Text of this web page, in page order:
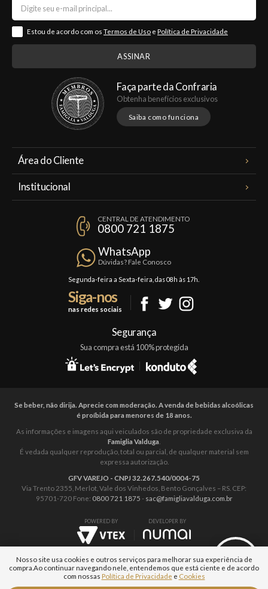
Estou de acordo com os Termos de Uso e Política de Privacidade
Faça parte da Confraria
Obtenha benefícios exclusivos
Saiba como funciona
Área do Cliente
Institucional
Política de Privacidade
Trocas e Devoluções
Formas de Pagamento
CENTRAL DE ATENDIMENTO
0800 721 1875
WhatsApp
Dúvidas? Fale Conosco
Segunda-feira a Sexta-feira, das 08h às 17h.
Siga-nos
nas redes sociais
Segurança
Sua compra está 100% protegida
Se beber, não dirija. Aprecie com moderação. A venda de bebidas alcoólicas
é proíbida para menores de 18 anos.
As informações e imagens aqui veiculados são de propriedade exclusiva da
Famiglia Valduga
É vedada qualquer reprodução, total ou parcial, de qualquer material sem
expressa autorização.
GFV VAREJO - CNPJ 32.267.540/0004-75
Via Trento 2355, Merlot, Vale dos Vinhedos, Bento Gonçalves – RS. CEP:
95701-720 Fone: 0800 721 1875 - sac@famigliavalduga.com.br
POWERED BY DEVELOPER BY
Nosso site usa cookies e outros serviços para melhorar sua experiência de
compra. Ao continuar navegando nele, entendemos que está ciente e de acordo
com nossas Política de Privacidade e Cookies